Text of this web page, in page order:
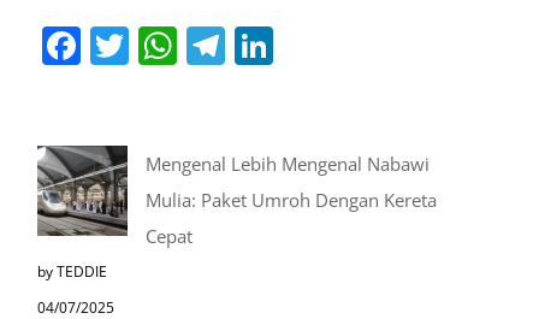
Facebook
Twitter
WhatsApp
Telegram
Mengenal Lebih Mengenal Nabawi
Mulia: Paket Umroh Dengan Kereta
Cepat
by TEDDIE
04/07/2025